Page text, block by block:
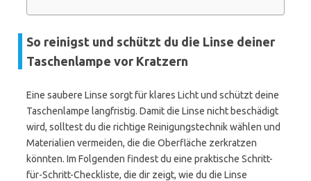
So reinigst und schützt du die Linse deiner
Taschenlampe vor Kratzern
Eine saubere Linse sorgt für klares Licht und schützt deine
Taschenlampe langfristig. Damit die Linse nicht beschädigt
wird, solltest du die richtige Reinigungstechnik wählen und
Materialien vermeiden, die die Oberfläche zerkratzen
könnten. Im Folgenden findest du eine praktische Schritt-
für-Schritt-Checkliste, die dir zeigt, wie du die Linse